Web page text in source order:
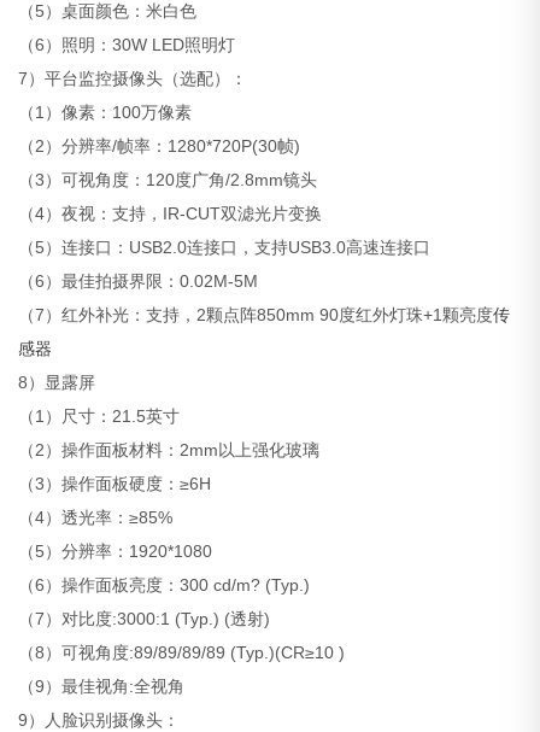
（5）桌面颜色：米白色
（6）照明：30W LED照明灯
7）平台监控摄像头（选配）：
（1）像素：100万像素
（2）分辨率/帧率：1280*720P(30帧)
（3）可视角度：120度广角/2.8mm镜头
（4）夜视：支持，IR-CUT双滤光片变换
（5）连接口：USB2.0连接口，支持USB3.0高速连接口
（6）最佳拍摄界限：0.02M-5M
（7）红外补光：支持，2颗点阵850mm 90度红外灯珠+1颗亮度传
感器
8）显露屏
（1）尺寸：21.5英寸
（2）操作面板材料：2mm以上强化玻璃
（3）操作面板硬度：≥6H
（4）透光率：≥85%
（5）分辨率：1920*1080
（6）操作面板亮度：300 cd/m? (Typ.)
（7）对比度:3000:1 (Typ.) (透射)
（8）可视角度:89/89/89/89 (Typ.)(CR≥10 )
（9）最佳视角:全视角
9）人脸识别摄像头：